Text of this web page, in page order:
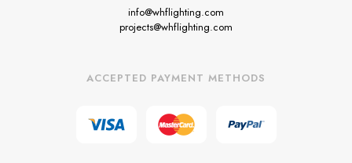
info@whflighting.com
projects@whflighting.com
ACCEPTED PAYMENT METHODS